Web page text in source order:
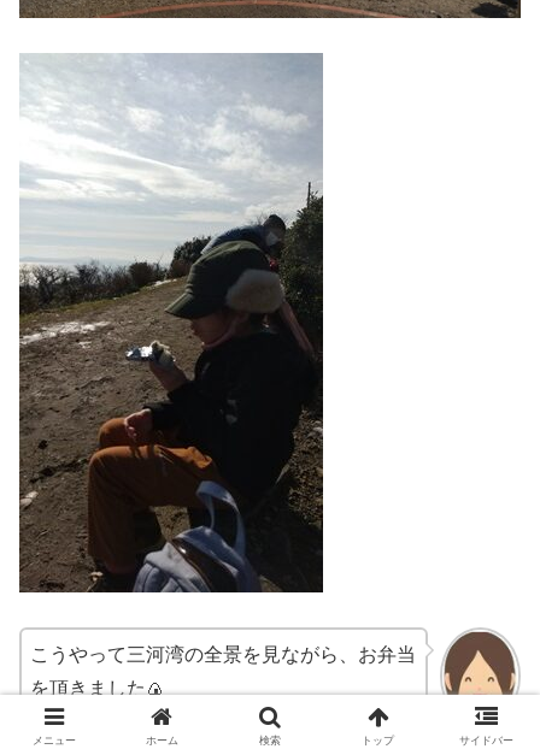
ももか
こうやって三河湾の全景を見ながら、お弁当
を頂きました🍙
メニュー ホーム 検索 トップ サイドバー